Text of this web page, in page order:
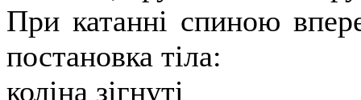
При катанні спиною
постановка тіла:
коліна зігнуті